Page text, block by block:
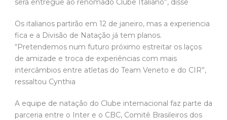
será entregue ao renomado Clube Italiano”, disse
Os italianos partirão em 12 de janeiro, mas a experiencia
fica e a Divisão de Natação já tem planos.
“Pretendemos num futuro próximo estreitar os laços
de amizade e troca de experiências com mais
intercâmbios entre atletas do Team Veneto e do CIR”,
ressaltou Cynthia
A equipe de natação do Clube internacional faz parte da
parceria entre o Inter e o CBC, Comitê Brasileiros dos